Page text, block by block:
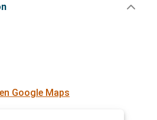
Google Maps